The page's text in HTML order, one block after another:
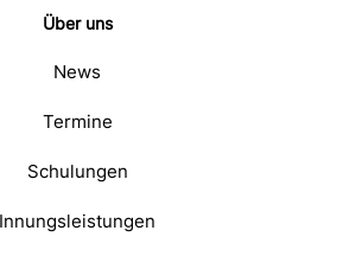
Über uns
News
Termine
Schulungen
Innungsleistungen